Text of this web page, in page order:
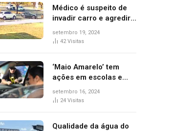
Médico é suspeito de
invadir carro e agredir
delegado aposentado
durante confusão no
setembro 19, 2024
42Visitas
‘Maio Amarelo’ tem
ações em escolas e
ruas para prevenir
acidentes no trânsito
setembro 16, 2024
24 Visitas
Qualidade da água do